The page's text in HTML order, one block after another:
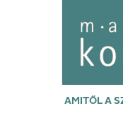
AMITŐL A